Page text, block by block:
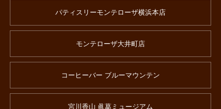
パティスリーモンテローザ横浜本店
モンテローザ大井町店
コーヒーバー ブルーマウンテン
宮川香山 眞葛ミュージアム